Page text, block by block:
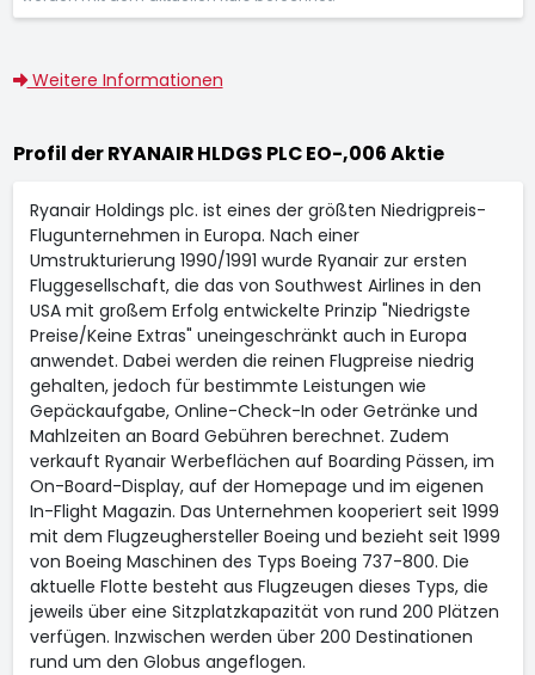
Weitere Informationen
Profil der RYANAIR HLDGS PLC EO-,006 Aktie
Ryanair Holdings plc. ist eines der größten Niedrigpreis-
Flugunternehmen in Europa. Nach einer
Umstrukturierung 1990/1991 wurde Ryanair zur ersten
Fluggesellschaft, die das von Southwest Airlines in den
USA mit großem Erfolg entwickelte Prinzip "Niedrigste
Preise/Keine Extras" uneingeschränkt auch in Europa
anwendet. Dabei werden die reinen Flugpreise niedrig
gehalten, jedoch für bestimmte Leistungen wie
Gepäckaufgabe, Online-Check-In oder Getränke und
Mahlzeiten an Board Gebühren berechnet. Zudem
verkauft Ryanair Werbeflächen auf Boarding Pässen, im
On-Board-Display, auf der Homepage und im eigenen
In-Flight Magazin. Das Unternehmen kooperiert seit 1999
mit dem Flugzeughersteller Boeing und bezieht seit 1999
von Boeing Maschinen des Typs Boeing 737-800. Die
aktuelle Flotte besteht aus Flugzeugen dieses Typs, die
jeweils über eine Sitzplatzkapazität von rund 200 Plätzen
verfügen. Inzwischen werden über 200 Destinationen
rund um den Globus angeflogen.